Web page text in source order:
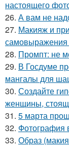
настоящего
26. А вам не
27. Макияж и
самовыражения
28. Промпт: не
29. В Госдуме
мангалы для
30. Создайте
женщины,
31. 5 марта
32. Фотография
33. Образ